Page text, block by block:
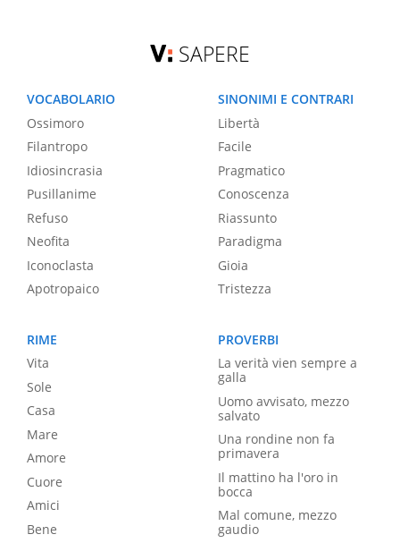
SAPERE
VOCABOLARIO
Ossimoro
Filantropo
Idiosincrasia
Pusillanime
Refuso
Neofita
Iconoclasta
Apotropaico
SINONIMI E CONTRARI
Libertà
Facile
Pragmatico
Conoscenza
Riassunto
Paradigma
Gioia
Tristezza
RIME
Vita
Sole
Casa
Mare
Amore
Cuore
Amici
Bene
PROVERBI
La verità vien sempre a
galla
Uomo avvisato, mezzo
salvato
Una rondine non fa
primavera
Il mattino ha l'oro in
bocca
Mal comune, mezzo
gaudio